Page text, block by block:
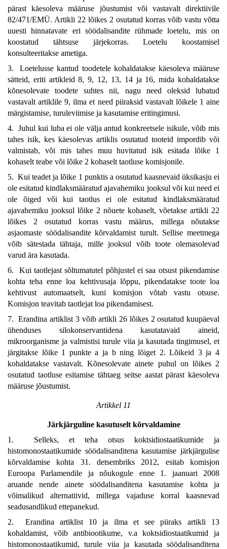
pärast käesoleva määruse jõustumist või vastavalt direktiivile
82/471/EMÜ. Artikli 22 lõikes 2 osutatud korras võib vastu võtta
uuesti hinnatavate eri söödalisandite rühmade loetelu, mis on
koostatud tähtsuse järjekorras. Loetelu koostamisel
konsulteeritakse ametiga.
3. Loetelusse kantud toodetele kohaldatakse käesoleva määruse
sätteid, eriti artikleid 8, 9, 12, 13, 14 ja 16, mida kohaldatakse
kõnesolevate toodete suhtes nii, nagu need oleksid lubatud
vastavalt artiklile 9, ilma et need piiraksid vastavalt lõikele 1 aine
märgistamise, turuleviimise ja kasutamise eritingimusi.
4. Juhul kui luba ei ole välja antud konkreetsele isikule, võib mis
tahes isik, kes käesolevas artiklis osutatud tooteid impordib või
valmistab, või mis tahes muu huvitatud isik esitada lõike 1
kohaselt teabe või lõike 2 kohaselt taotluse komisjonile.
5. Kui teadet ja lõike 1 punktis a osutatud kaasnevaid üksikasju ei
ole esitatud kindlaksmääratud ajavahemiku jooksul või kui need ei
ole õiged või kui taotlus ei ole esitatud kindlaksmääratud
ajavahemiku jooksul lõike 2 nõuete kohaselt, võetakse artikli 22
lõikes 2 osutatud korras vastu määrus, millega nõutakse
asjaomaste söödalisandite kõrvaldamist turult. Sellise meetmega
võib sätestada tähtaja, mille jooksul võib toote olemasolevad
varud ära kasutada.
6. Kui taotlejast sõltumatutel põhjustel ei saa otsust pikendamise
kohta teha enne loa kehtivusaja lõppu, pikendatakse toote loa
kehtivust automaatselt, kuni komisjon võtab vastu otsuse.
Komisjon teavitab taotlejat loa pikendamisest.
7. Erandina artiklist 3 võib artikli 26 lõikes 2 osutatud kuupäeval
ühenduses silokonservantidena kasutatavaid aineid,
mikroorganisme ja valmistisi turule viia ja kasutada tingimusel, et
järgitakse lõike 1 punkte a ja b ning lõiget 2. Lõikeid 3 ja 4
kohaldatakse vastavalt. Kõnesolevate ainete puhul on lõikes 2
osutatud taotluse esitamise tähtaeg seitse aastat pärast käesoleva
määruse jõustumist.
Artikkel 11
Järkjärguline kasutuselt kõrvaldamine
1. Selleks, et teha otsus koktsidiostaatikumide ja
histomonostaatikumide söödalisanditena kasutamise järkjärgulise
kõrvaldamise kohta 31. detsembriks 2012, esitab komisjon
Euroopa Parlamendile ja nõukogule enne 1. jaanuari 2008
aruande nende ainete söödalisanditena kasutamise kohta ja
võimalikud alternatiivid, millega vajaduse korral kaasnevad
seadusandlikud ettepanekud.
2. Erandina artiklist 10 ja ilma et see piiraks artikli 13
kohaldamist, võib antibiootikume, v.a koktsidiostaatikumid ja
histomonostaatikumid, turule viia ja kasutada söödalisanditena